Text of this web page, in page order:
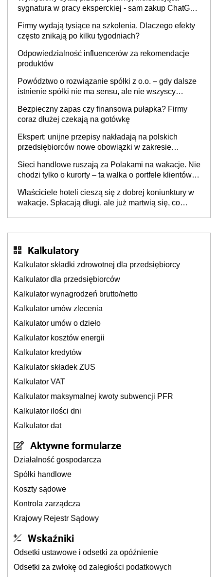
sygnatura w pracy eksperckiej - sam zakup ChatGPT
Firmy wydają tysiące na szkolenia. Dlaczego efekty
często znikają po kilku tygodniach?
Odpowiedzialność influencerów za rekomendacje
produktów
Powództwo o rozwiązanie spółki z o.o. – gdy dalsze
istnienie spółki nie ma sensu, ale nie wszyscy
Bezpieczny zapas czy finansowa pułapka? Firmy
coraz dłużej czekają na gotówkę
Ekspert: unijne przepisy nakładają na polskich
przedsiębiorców nowe obowiązki w zakresie
Sieci handlowe ruszają za Polakami na wakacje. Nie
chodzi tylko o kurorty – ta walka o portfele klientów
cichu
Właściciele hoteli cieszą się z dobrej koniunktury w
wakacje. Spłacają długi, ale już martwią się, co
Kalkulatory
Kalkulator składki zdrowotnej dla przedsiębiorcy
Kalkulator dla przedsiębiorców
Kalkulator wynagrodzeń brutto/netto
Kalkulator umów zlecenia
Kalkulator umów o dzieło
Kalkulator kosztów energii
Kalkulator kredytów
Kalkulator składek ZUS
Kalkulator VAT
Kalkulator maksymalnej kwoty subwencji PFR
Kalkulator ilości dni
Kalkulator dat
Aktywne formularze
Działalność gospodarcza
Spółki handlowe
Koszty sądowe
Kontrola zarządcza
Krajowy Rejestr Sądowy
Wskaźniki
Odsetki ustawowe i odsetki za opóźnienie
Odsetki za zwłokę od zaległości podatkowych